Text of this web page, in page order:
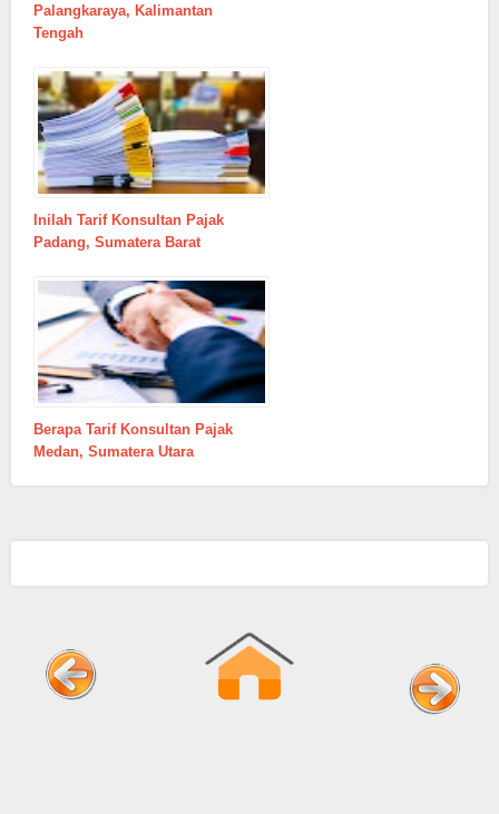
Palangkaraya, Kalimantan
Tengah
Inilah Tarif Konsultan Pajak
Padang, Sumatera Barat
Berapa Tarif Konsultan Pajak
Medan, Sumatera Utara